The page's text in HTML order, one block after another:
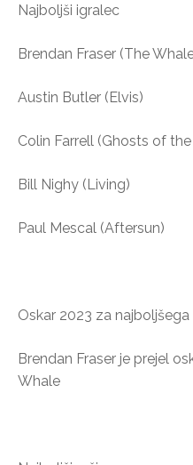
Najboljši igralec
Brendan Fraser (The
Austin Butler (Elvis)
Colin Farrell (Ghosts of
Bill Nighy (Living)
Paul Mescal (Aftersun)
Oskar 2023 za najboljšega
Brendan Fraser je prejel
Whale